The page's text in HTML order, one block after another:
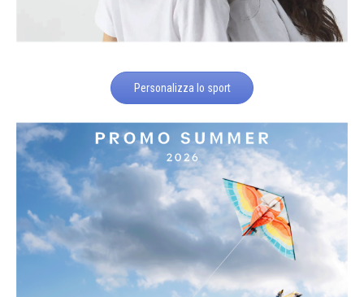
Personalizza lo sport